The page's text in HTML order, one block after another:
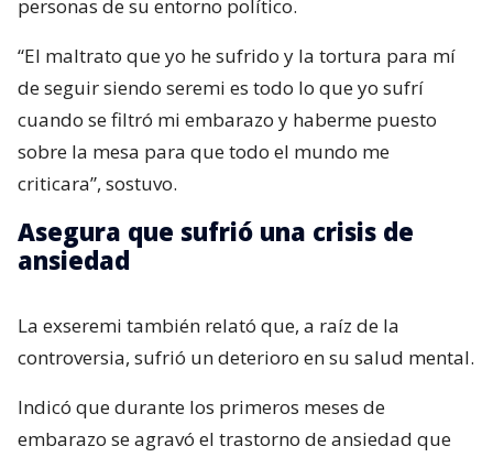
personas de su entorno político.
“El maltrato que yo he sufrido y la tortura para mí
de seguir siendo seremi es todo lo que yo sufrí
cuando se filtró mi embarazo y haberme puesto
sobre la mesa para que todo el mundo me
criticara”, sostuvo.
Asegura que sufrió una crisis de
ansiedad
La exseremi también relató que, a raíz de la
controversia, sufrió un deterioro en su salud mental.
Indicó que durante los primeros meses de
embarazo se agravó el trastorno de ansiedad que